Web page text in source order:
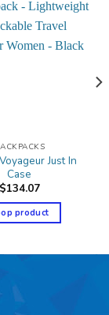
Just In
Case
$134.07
product